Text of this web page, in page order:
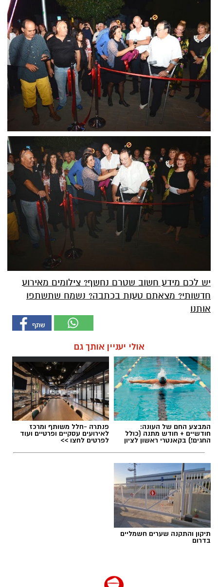
יש לכם מידע חשוב שטרם נחשף? צילומים מאירוע
חדשותי? מצאתם טעות בכתבה? נשמח שתשתפו
אותנו
אולי יעניין אותך גם
המבצע החם של העונה:
חודשיים + חודש מתנה (כולל
החגים!) בקאנטרי ראשון לציון
פנתרה -חלל משותף ומרכז
לאירועים עסקיים ופרטיים ועוד
לפרטים לחצו >>
תיקון והתקנה שערים חשמליים
בדרום